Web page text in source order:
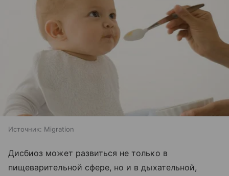
Источник: Migration
Дисбиоз может развиться не только в
пищеварительной сфере, но и в дыхательной,